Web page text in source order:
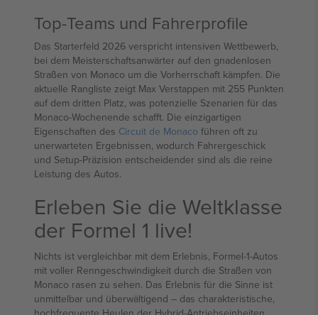
Top-Teams und Fahrerprofile
Das Starterfeld 2026 verspricht intensiven Wettbewerb,
bei dem Meisterschaftsanwärter auf den gnadenlosen
Straßen von Monaco um die Vorherrschaft kämpfen. Die
aktuelle Rangliste zeigt Max Verstappen mit 255 Punkten
auf dem dritten Platz, was potenzielle Szenarien für das
Monaco-Wochenende schafft. Die einzigartigen
Eigenschaften des Circuit de Monaco führen oft zu
unerwarteten Ergebnissen, wodurch Fahrergeschick
und Setup-Präzision entscheidender sind als die reine
Leistung des Autos.
Erleben Sie die Weltklasse
der Formel 1 live!
Nichts ist vergleichbar mit dem Erlebnis, Formel-1-Autos
mit voller Renngeschwindigkeit durch die Straßen von
Monaco rasen zu sehen. Das Erlebnis für die Sinne ist
unmittelbar und überwältigend – das charakteristische,